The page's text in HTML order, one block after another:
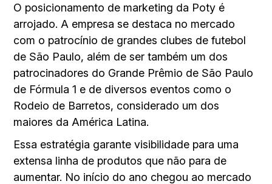
O posicionamento de marketing da Poty é
arrojado. A empresa se destaca no mercado
com o patrocínio de grandes clubes de futebol
de São Paulo, além de ser também um dos
patrocinadores do Grande Prêmio de São Paulo
de Fórmula 1 e de diversos eventos como o
Rodeio de Barretos, considerado um dos
maiores da América Latina.
Essa estratégia garante visibilidade para uma
extensa linha de produtos que não para de
aumentar. No início do ano chegou ao mercado